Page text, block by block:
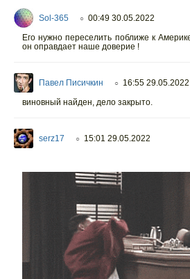
Sol-365 ○ 00:49 30.05.2022
Его нужно переселить поближе к
он оправдает наше доверие !
Павел Писичкин ○ 16:55 29.05.2022
виновный найден, дело закрыто.
serz17 ○ 15:01 29.05.2022